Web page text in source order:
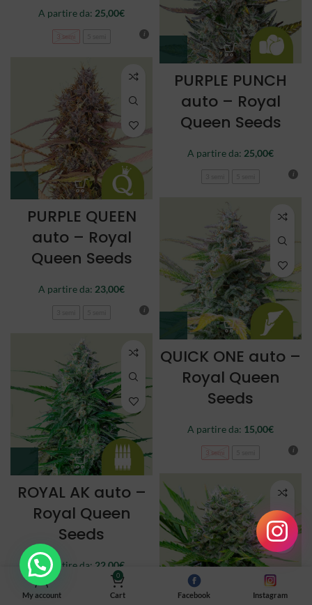
A partire da: 25,00€
3 semi
PURPLE PUNCH
auto – Royal
Queen Seeds
A partire da: 25,00€
PURPLE QUEEN
auto – Royal
Queen Seeds
A partire da: 23,00€
QUICK ONE auto –
Royal Queen
Seeds
A partire da: 15,00€
3 semi
ROYAL AK auto –
Royal Queen
Seeds
A partire da: 22,00€
My account
0
Cart Facebook Instagram